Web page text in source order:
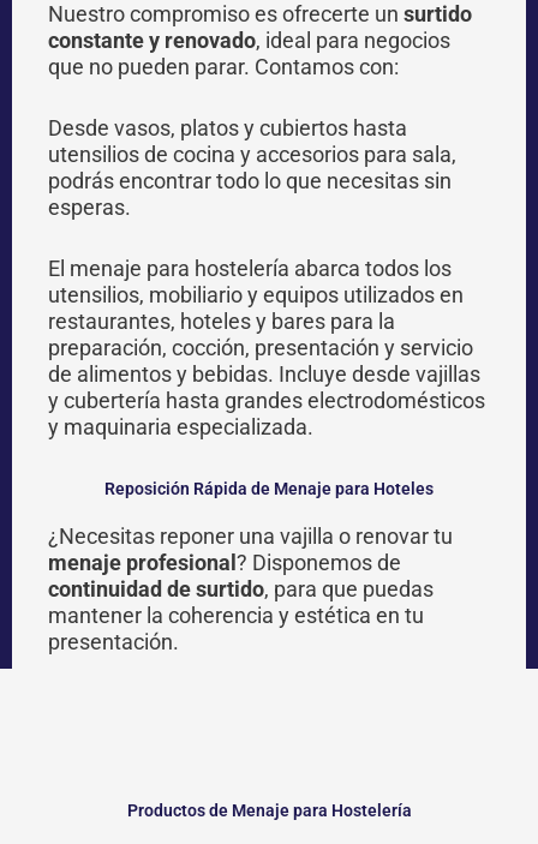
Nuestro compromiso es ofrecerte un surtido
constante y renovado, ideal para negocios
que no pueden parar. Contamos con:
Desde vasos, platos y cubiertos hasta
utensilios de cocina y accesorios para sala,
podrás encontrar todo lo que necesitas sin
esperas.
El menaje para hostelería abarca todos los
utensilios, mobiliario y equipos utilizados en
restaurantes, hoteles y bares para la
preparación, cocción, presentación y servicio
de alimentos y bebidas. Incluye desde vajillas
y cubertería hasta grandes electrodomésticos
y maquinaria especializada.
Reposición Rápida de Menaje para Hoteles
¿Necesitas reponer una vajilla o renovar tu
menaje profesional? Disponemos de
continuidad de surtido, para que puedas
mantener la coherencia y estética en tu
presentación.
Productos de Menaje para Hostelería